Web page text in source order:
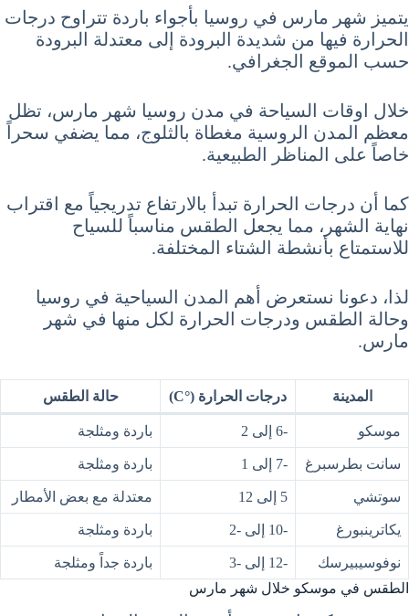
يتميز شهر مارس في روسيا بأجواء باردة تتراوح درجات
الحرارة فيها من شديدة البرودة إلى معتدلة البرودة
حسب الموقع الجغرافي.
خلال اوقات السياحة في مدن روسيا شهر مارس، تظل
معظم المدن الروسية مغطاة بالثلوج، مما يضفي سحراً
خاصاً على المناظر الطبيعية.
كما أن درجات الحرارة تبدأ بالارتفاع تدريجياً مع اقتراب
نهاية الشهر، مما يجعل الطقس مناسباً للسياح
للاستمتاع بأنشطة الشتاء المختلفة.
لذا، دعونا نستعرض أهم المدن السياحية في روسيا
وحالة الطقس ودرجات الحرارة لكل منها في شهر
مارس.
المدينة درجات الحرارة (°C) حالة الطقس
موسكو -6 إلى 2 باردة ومثلجة
سانت بطرسبرغ -7 إلى 1 باردة ومثلجة
سوتشي 5 إلى 12 معتدلة مع بعض الأمطار
يكاترينبورغ -10 إلى -2 باردة ومثلجة
نوفوسيبيرسك -12 إلى -3
باردة جداً ومثلجة
الطقس في موسكو خلال شهر مارس